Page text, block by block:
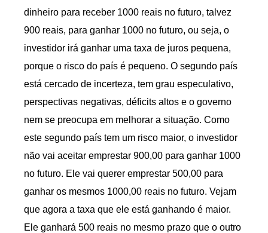
dinheiro para receber 1000 reais no futuro, talvez
900 reais, para ganhar 1000 no futuro, ou seja, o
investidor irá ganhar uma taxa de juros pequena,
porque o risco do país é pequeno. O segundo país
está cercado de incerteza, tem grau especulativo,
perspectivas negativas, déficits altos e o governo
nem se preocupa em melhorar a situação. Como
este segundo país tem um risco maior, o investidor
não vai aceitar emprestar 900,00 para ganhar 1000
no futuro. Ele vai querer emprestar 500,00 para
ganhar os mesmos 1000,00 reais no futuro. Vejam
que agora a taxa que ele está ganhando é maior.
Ele ganhará 500 reais no mesmo prazo que o outro